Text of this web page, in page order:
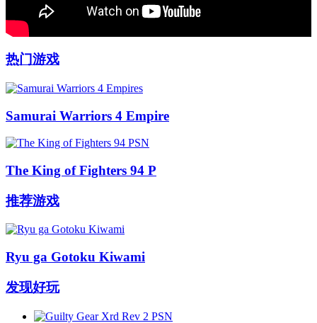
热门游戏
Samurai Warriors 4 Empire
The King of Fighters 94 P
推荐游戏
Ryu ga Gotoku Kiwami
发现好玩